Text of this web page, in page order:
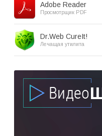
Adobe Reader
Просмотрщик PDF
Dr.Web CureIt!
Лечащая утилита